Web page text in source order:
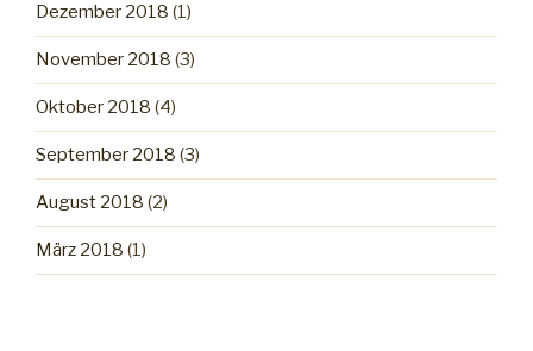
Dezember 2018 (1)
November 2018 (3)
Oktober 2018 (4)
September 2018 (3)
August 2018 (2)
März 2018 (1)